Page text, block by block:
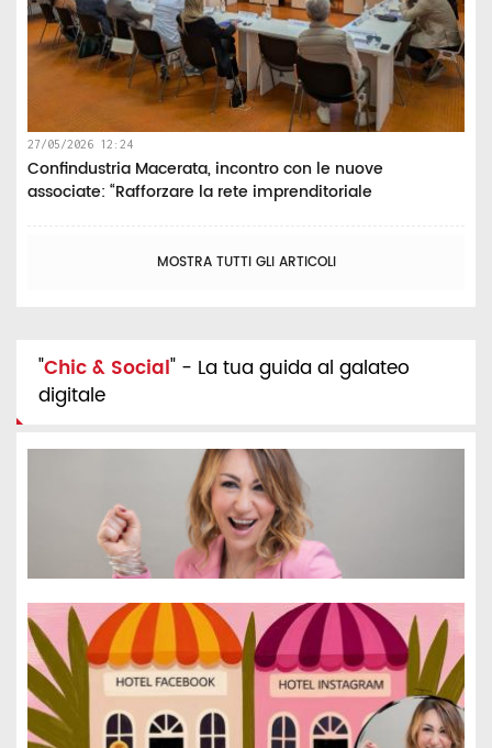
27/05/2026 12:24
Confindustria Macerata, incontro con le nuove
associate: “Rafforzare la rete imprenditoriale
MOSTRA TUTTI GLI ARTICOLI
"Chic & Social" - La tua guida al galateo
digitale